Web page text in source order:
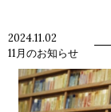
2024.11.02
11月のお知らせ